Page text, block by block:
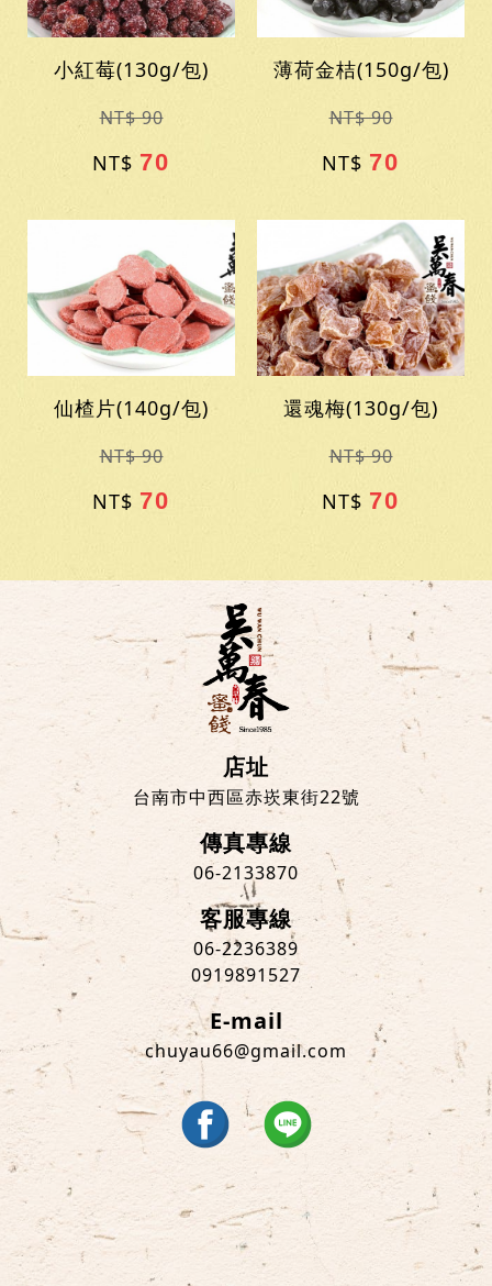
小紅莓(130g/包)
NT$ 90
NT$ 70
薄荷金桔(150g/包)
NT$ 90
NT$ 70
仙楂片(140g/包)
NT$ 90
NT$ 70
還魂梅(130g/包)
NT$ 90
NT$ 70
店址
台南市中西區赤崁東街22號
傳真專線
06-2133870
客服專線
06-2236389
0919891527
E-mail
chuyau66@gmail.com